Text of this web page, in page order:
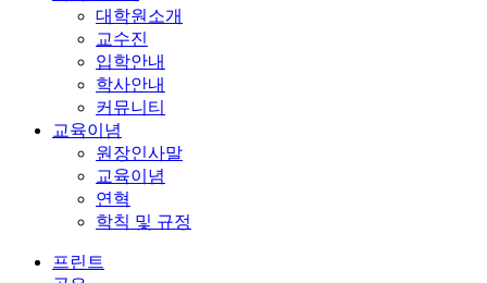
대학원소개
교수진
입학안내
학사안내
커뮤니티
교육이념
원장인사말
교육이념
연혁
학칙 및 규정
프린트